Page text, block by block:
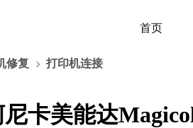
首页
修复 打印机连接
尼卡美能达